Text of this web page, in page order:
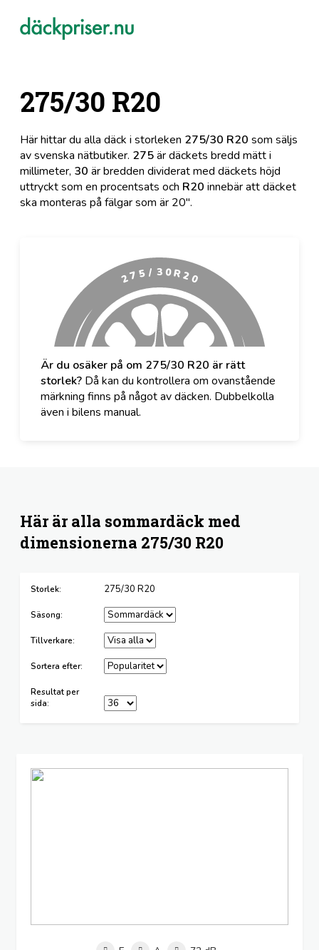
275/30 R20
Här hittar du alla däck i storleken 275/30 R20 som säljs
av svenska nätbutiker. 275är däckets bredd mätt i
millimeter, 30 är bredden dividerat med däckets höjd
uttryckt som en procentsats och R20 innebär att däcket
ska monteras på fälgar som är 20".
27 5 / 3 0R20
Är du osäker på om 275/30 R20 är rätt
storlek?Då kan du kontrollera om ovanstående
märkning finns på något av däcken. Dubbelkolla
även i bilens manual.
Här är alla sommardäck med
dimensionerna 275/30 R20
Storlek: 275/30 R20
Säsong:
Tillverkare:
Sortera efter:
Resultat per
sida: